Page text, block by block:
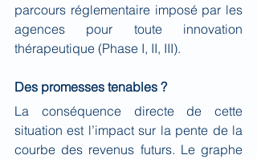
parcours réglementaire imposé par les
agences pour toute innovation
thérapeutique (Phase I, II, III).
Des promesses tenables ?
La conséquence directe de cette
situation est l’impact sur la pente de la
courbe des revenus futurs. Le graphe